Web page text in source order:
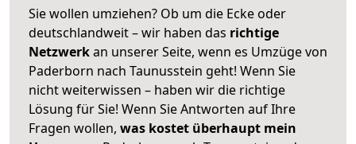
Sie wollen umziehen? Ob um die Ecke oder
deutschlandweit – wir haben das richtige
Netzwerkan unserer Seite, wenn es Umzüge von
Paderborn nach Taunusstein geht! Wenn Sie
nicht weiterwissen – haben wir die richtige
Lösung für Sie! Wenn Sie Antworten auf Ihre
Fragen wollen, was kostet überhaupt mein